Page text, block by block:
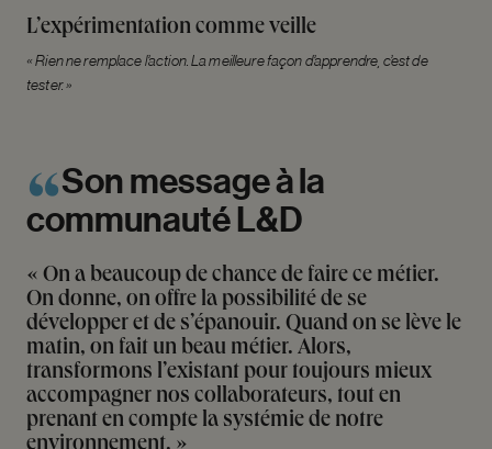
L’expérimentation comme veille
« Rien ne remplace l’action. La meilleure façon d’apprendre, c’est de
tester. »
Sonmessageàla
communautéL&D
« On a beaucoup de chance de faire ce métier.
On donne, on offre la possibilité de se
développer et de s’épanouir. Quand on se lève le
matin, on fait un beau métier. Alors,
transformons l’existant pour toujours mieux
accompagner nos collaborateurs, tout en
prenant en compte la systémie de notre
environnement. »